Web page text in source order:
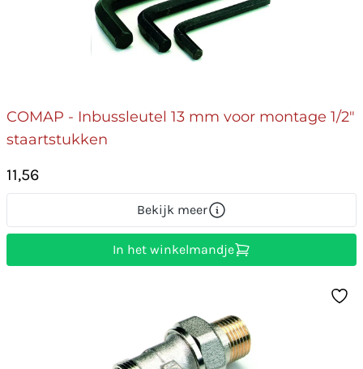
COMAP - Inbussleutel 13 mm voor montage 1/2"
staartstukken
11,56
Bekijk meer
In het winkelmandje